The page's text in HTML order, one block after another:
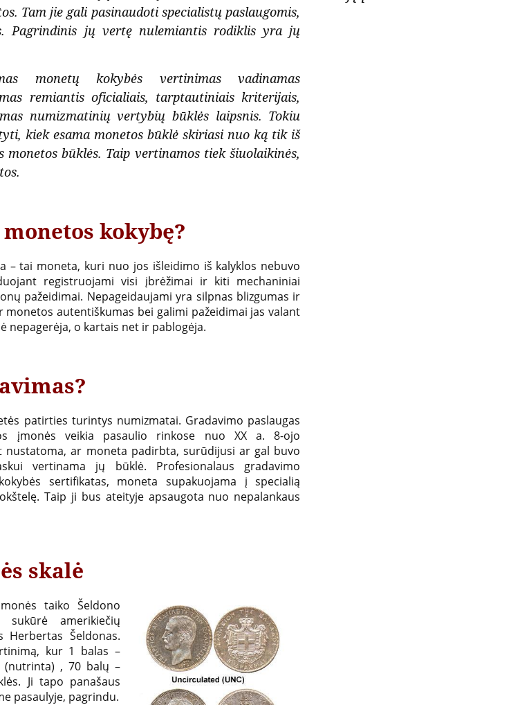
Tam jie gali pasinaudoti specialistų paslaugomis,
Pagrindinis jų vertę nulemiantis rodiklis yra jų
monetų kokybės vertinimas vadinamas
remiantis oficialiais, tarptautiniais kriterijais,
numizmatinių vertybių būklės laipsnis. Tokiu
kiek esama monetos būklė skiriasi nuo ką tik iš
monetos būklės. Taip vertinamos tiek šiuolaikinės,
kokybę?
– tai moneta, kuri nuo jos išleidimo iš kalyklos nebuvo
registruojami visi įbrėžimai ir kiti mechaniniai
pažeidimai. Nepageidaujami yra silpnas blizgumas ir
monetos autentiškumas bei galimi pažeidimai jas valant
nepagerėja, o kartais net ir pablogėja.
patirties turintys numizmatai. Gradavimo paslaugas
įmonės veikia pasaulio rinkose nuo XX a. 8-ojo
nustatoma, ar moneta padirbta, surūdijusi ar gal buvo
vertinama jų būklė. Profesionalaus gradavimo
sertifikatas, moneta supakuojama į specialią
Taip ji bus ateityje apsaugota nuo nepalankaus
skalė
taiko Šeldono
amerikiečių
Herbertas Šeldonas.
kur 1 balas –
(nutrinta) , 70 balų –
Ji tapo panašaus
pasaulyje, pagrindu.